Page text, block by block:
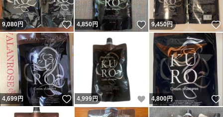
9,080円 いいね！
4,850円 いいね！
9,450円
4,699円 いいね！
4,999円 いいね！
4,800円